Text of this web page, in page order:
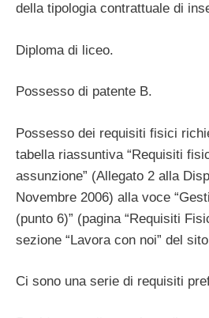
della tipologia contrattuale di
Diploma di liceo.
Possesso di patente B.
Possesso dei requisiti fisici
tabella riassuntiva “Requisiti
assunzione” (Allegato 2 alla
Novembre 2006) alla voce
(punto 6)” (pagina “Requisiti
sezione “Lavora con noi” del
Ci sono una serie di requisiti